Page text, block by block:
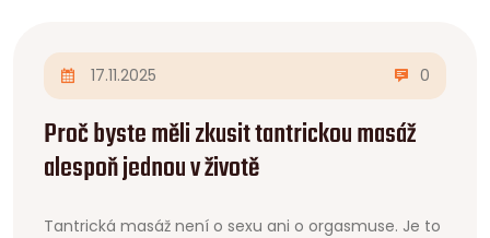
17.11.2025 0
Proč byste měli zkusit tantrickou masáž
alespoň jednou v životě
Tantrická masáž není o sexu ani o orgasmuse. Je to